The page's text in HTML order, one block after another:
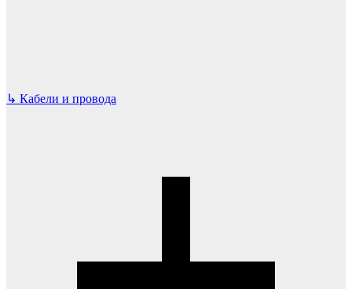
↳ Кабели и провода